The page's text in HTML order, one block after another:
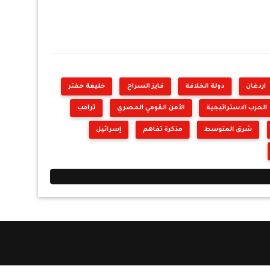
اردغان دولة الخلافة فايز السراج خليفة حفتر
الحرب الاستراتيجية الأمن القومي المصري ترامب
شرق المتوسط مذكرة تفاهم إسرائيل